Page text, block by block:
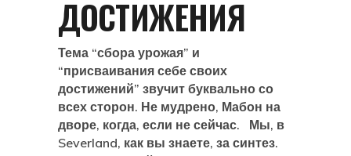
ДОСТИЖЕНИЯ
Тема “сбора урожая” и
“присваивания себе своих
достижений” звучит буквально со
всех сторон. Не мудрено, Мабон на
дворе, когда, если не сейчас. Мы, в
Severland, как вы знаете, за синтез.